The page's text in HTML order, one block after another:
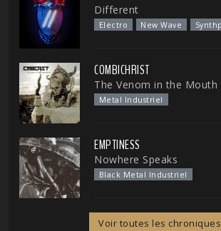
Different
Electro New Wave
COMBICHRIST
The Venom in the Mouth
Metal Industriel
EMPTINESS
Nowhere Speaks
Black Metal Industriel
Voir toutes les chroniques